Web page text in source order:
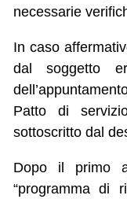
necessarie
In caso
dal soggetto
Patto di
sottoscritto dal
Dopo il primo
“programma di